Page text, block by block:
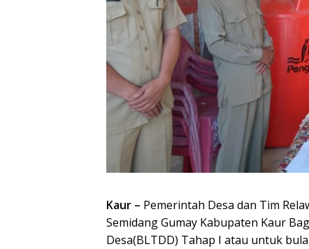
Kaur – Pemerintah Desa dan Tim
Semidang Gumay Kabupaten Kaur
Desa(BLTDD) Tahap I atau untuk